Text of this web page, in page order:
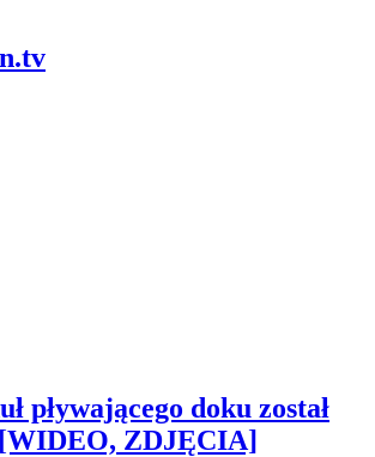
pływającego doku został
ZDJĘCIA]